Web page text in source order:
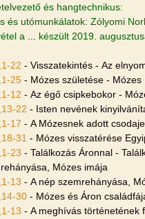
és hangtechnikus:
és utómunkálatok: Zólyomi
a
készült 2019.
22 - Visszatekintés - Az
25 - Mózes születése -
12 - Az égő csipkebokor -
22 - Isten nevének
17 - A Mózesnek adott
31 - Mózes visszatérése
23 - Találkozás Áronnal -
Mózes imája
13 - A nép szemrehányása,
30 - Mózes és Áron
13 - A meghívás történetének